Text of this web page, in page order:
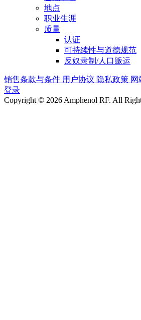
地点
职业生涯
质量
认证
可持续性与道德规范
反奴隶制/人口贩运
销售条款与条件 用户协议 隐私政策 网
登录
Copyright © 2026 Amphenol RF. All